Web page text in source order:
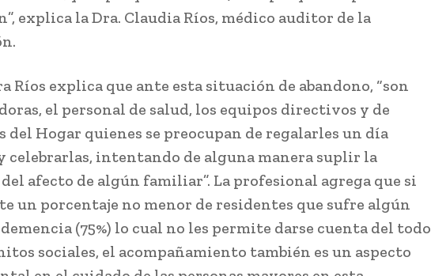
explica la Dra. Claudia Ríos, médico auditor de la
Ríos explica que ante esta situación de abandono, “son
el personal de salud, los equipos directivos y de
del Hogar quienes se preocupan de regalarles un día
celebrarlas, intentando de alguna manera suplir la
afecto de algún familiar”. La profesional agrega que si
un porcentaje no menor de residentes que sufre algún
(75%) lo cual no les permite darse cuenta del todo
sociales, el acompañamiento también es un aspecto